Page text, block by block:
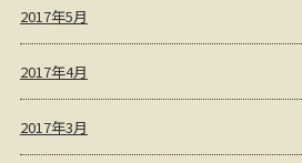
2017年5月
2017年4月
2017年3月